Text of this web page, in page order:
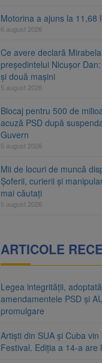
Motorina a ajuns la 11,68
6 august 2026
Ce avere declară
președintelui Nicușor
și două mașini
5 august 2026
Blocaj pentru 500 de
acuză PSD după
Guvern
5 august 2026
Mii de locuri de muncă
Șoferii, curierii și
mai căutați
5 august 2026
ARTICOLE
Legea integrității,
amendamentele PSD și
promulgare
Artiști din SUA și Cuba
Festival. Ediția a 14-a